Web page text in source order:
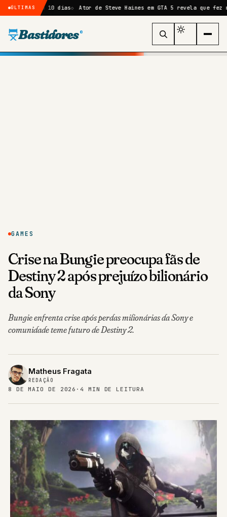
ÚLTIMAS
em 10 dias Ator de Steve Haines em GTA 5 revela que fez mais de
Bastidores ®
GAMES
Crise na Bungie preocupa fãs de
Destiny 2 após prejuízo bilionário
da Sony
Bungie enfrenta crise após perdas milionárias da Sony e
comunidade teme futuro de Destiny 2.
Matheus Fragata
REDAÇÃO
8 DE MAIO DE 2026 ·4 MIN DE LEITURA